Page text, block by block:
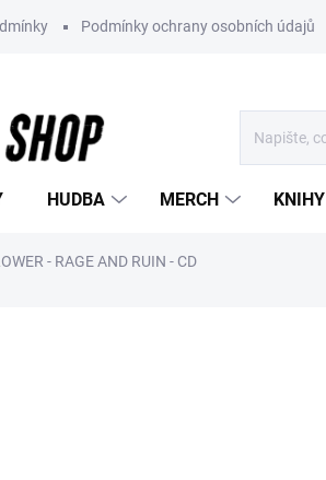
Podmínky ochrany osobních údajů
HUDBA MERCH KNIHY
- RAGE AND RUIN - CD